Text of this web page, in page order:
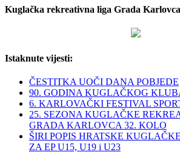
Kuglačka rekreativna liga Grada Karlovca
Istaknute vijesti:
ČESTITKA UOČI DANA POBJEDE
90. GODINA KUGLAČKOG
6. KARLOVAČKI FESTIVAL
25. SEZONA KUGLAČKE
GRADA KARLOVCA 32. KOLO
ŠIRI POPIS HRATSKE
ZA EP U15, U19 i U23